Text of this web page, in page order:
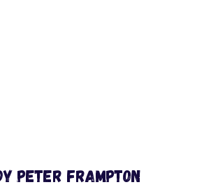
Peter Frampton